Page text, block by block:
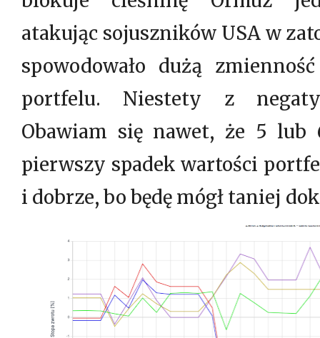
atakując sojuszników USA w
spowodowało dużą
portfelu. Niestety z
Obawiam się nawet, że 5 lub
pierwszy spadek wartości
i dobrze, bo będę mógł taniej